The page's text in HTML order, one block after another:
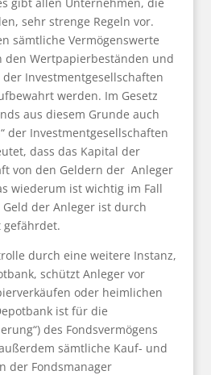
sehr strenge Regeln vor.
sämtliche Vermögenswerte
den Wertpapierbeständen und
Investmentgesellschaften
werden. Im Gesetz
aus diesem Grunde auch
der Investmentgesellschaften
dass das Kapital der
von den Geldern der Anleger
wiederum ist wichtig im Fall
Geld der Anleger ist durch
gefährdet.
durch eine weitere Instanz,
schützt Anleger vor
oder heimlichen
ist für die
des Fondsvermögens
sämtliche Kauf- und
der Fondsmanager